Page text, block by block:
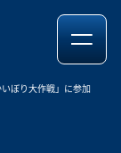
ぼり大作戦」に参加